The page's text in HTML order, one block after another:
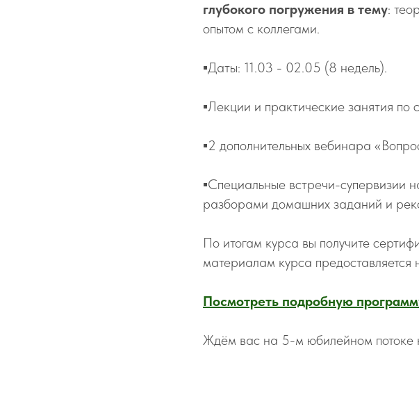
глубокого погружения в тему:
опытом с коллегами.
▪️Даты: 11.03 - 02.05 (8 недель).
▪️Лекции и практические занятия по
▪️2 дополнительных вебинара
▪️Специальные встречи-супервизии
разборами домашних заданий и
По итогам курса вы получите
материалам курса предоставляется
Посмотреть подробную
Ждём вас на 5-м юбилейном потоке